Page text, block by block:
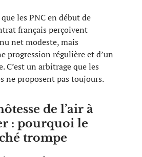
les PNC en début de
français perçoivent
net modeste, mais
progression régulière et d’un
C’est un arbitrage que les
ne proposent pas toujours.
de l’air à
: pourquoi le
trompe